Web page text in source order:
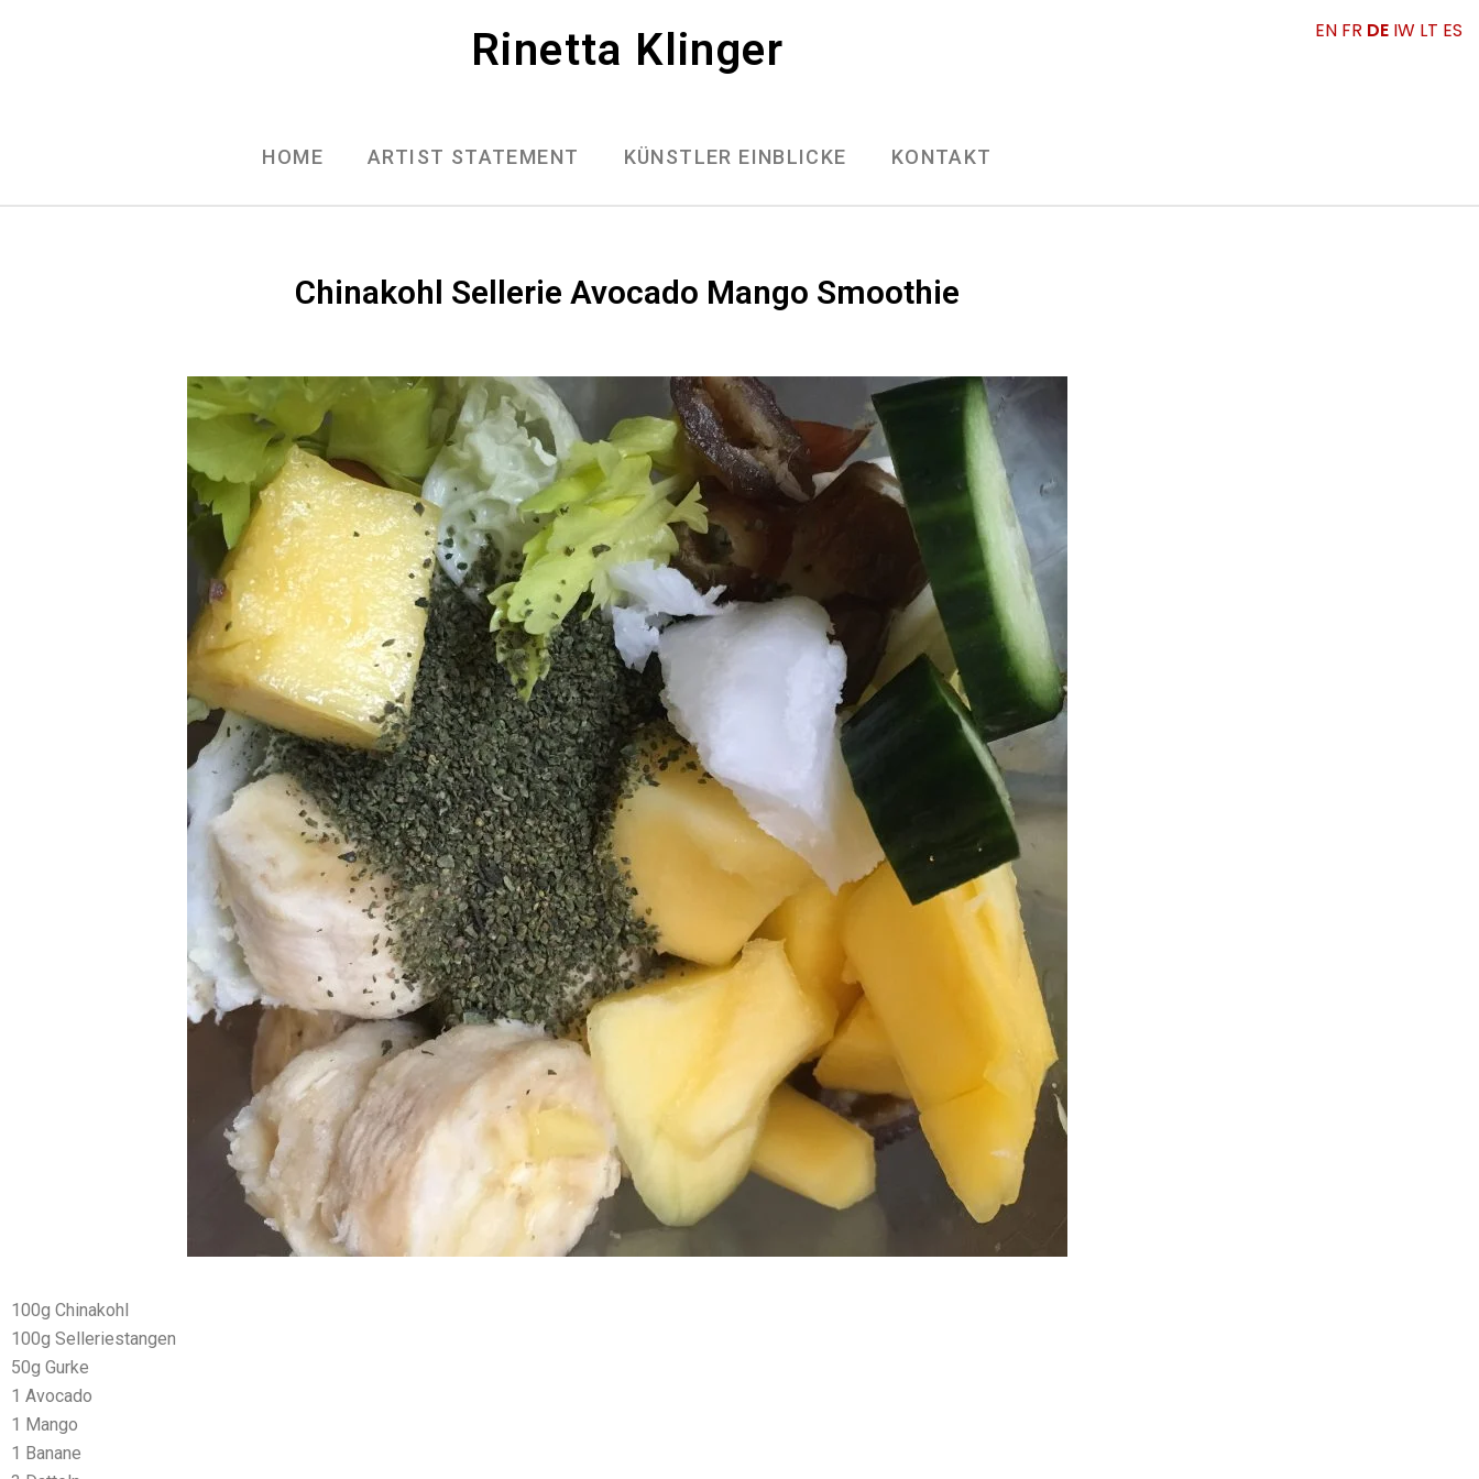
Rinetta Klinger
HOME ARTIST STATEMENT KÜNSTLER EINBLICKE KONTAKT
Chinakohl Sellerie Avocado Mango Smoothie
100g Chinakohl
100g Selleriestangen
50g Gurke
1 Avocado
1 Mango
1 Banane
EN FR DE IW LT ES